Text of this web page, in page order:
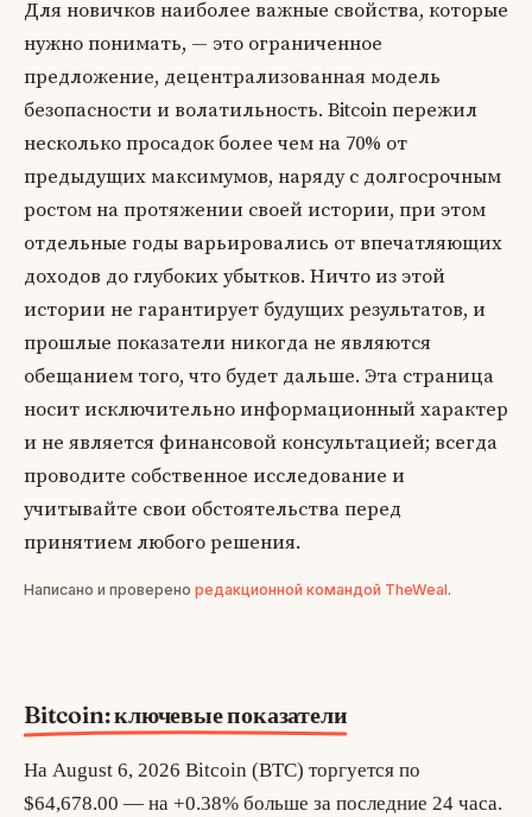
Bitcoin: ключевые показатели
На August 6, 2026 Bitcoin (BTC) торгуется по
$64,678.00 — на +0.38% больше за последние 24 часа.
Для новичков наиболее важные свойства, которые
нужно понимать, — это ограниченное
предложение, децентрализованная модель
безопасности и волатильность. Bitcoin пережил
несколько просадок более чем на 70% от
предыдущих максимумов, наряду с долгосрочным
ростом на протяжении своей истории, при этом
отдельные годы варьировались от впечатляющих
доходов до глубоких убытков. Ничто из этой
истории не гарантирует будущих результатов, и
прошлые показатели никогда не являются
обещанием того, что будет дальше. Эта страница
носит исключительно информационный характер
и не является финансовой консультацией; всегда
проводите собственное исследование и
учитывайте свои обстоятельства перед
принятием любого решения.
Написано и проверено редакционной командой TheWeal.